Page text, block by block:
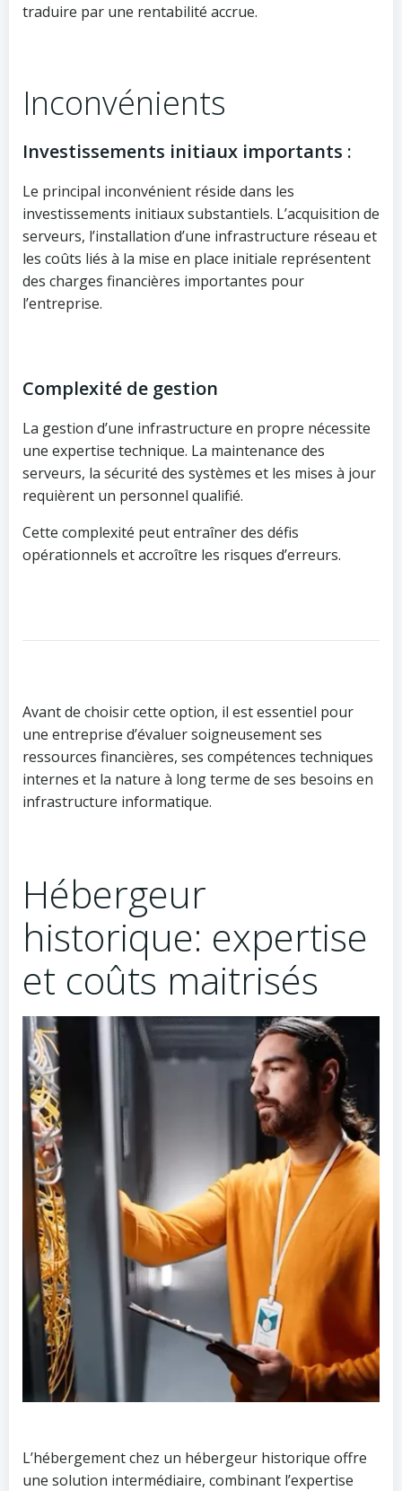
traduire par une rentabilité accrue.
Inconvénients
Investissements initiaux importants :
Le principal inconvénient réside dans les
investissements initiaux substantiels. L’acquisition de
serveurs, l’installation d’une infrastructure réseau et
les coûts liés à la mise en place initiale représentent
des charges financières importantes pour
l’entreprise.
Complexité de gestion
La gestion d’une infrastructure en propre nécessite
une expertise technique. La maintenance des
serveurs, la sécurité des systèmes et les mises à jour
requièrent un personnel qualifié.
Cette complexité peut entraîner des défis
opérationnels et accroître les risques d’erreurs.
Avant de choisir cette option, il est essentiel pour
une entreprise d’évaluer soigneusement ses
ressources financières, ses compétences techniques
internes et la nature à long terme de ses besoins en
infrastructure informatique.
Hébergeur
historique: expertise
et coûts maitrisés
L’hébergement chez un hébergeur historique offre
une solution intermédiaire, combinant l’expertise